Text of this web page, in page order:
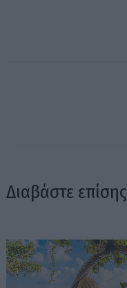
Διαβάστε επίσης